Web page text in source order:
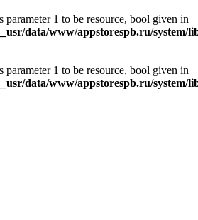
parameter 1 to be resource, bool given in
data/www/appstorespb.ru/system/
parameter 1 to be resource, bool given in
data/www/appstorespb.ru/system/